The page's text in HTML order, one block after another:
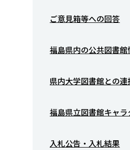
ご意見箱等への回答
福島県内の公共図書館
県内大学図書館との連
福島県立図書館キャ
入札公告・入札結果